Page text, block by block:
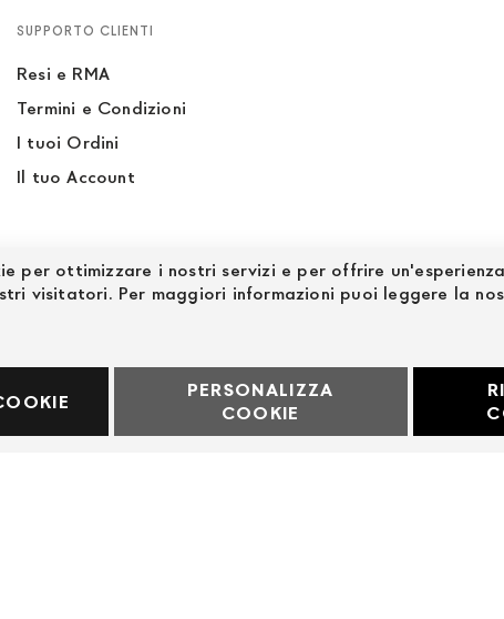
SUPPORTO CLIENTI
Resi e RMA
Termini e Condizioni
I tuoi Ordini
Il tuo Account
per ottimizzare i nostri servizi e per offrire un'esperienza
visitatori. Per maggiori informazioni puoi leggere la
PERSONALIZZA
COOKIE